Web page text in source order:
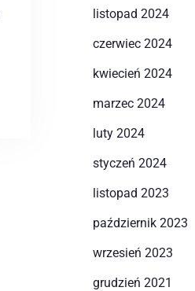
listopad 2024
czerwiec 2024
kwiecień 2024
marzec 2024
luty 2024
styczeń 2024
listopad 2023
październik 2023
wrzesień 2023
grudzień 2021